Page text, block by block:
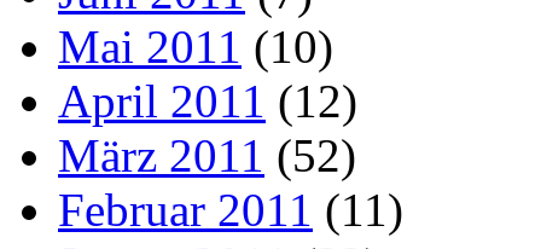
Mai 2011 (10)
April 2011 (12)
März 2011 (52)
Februar 2011 (11)